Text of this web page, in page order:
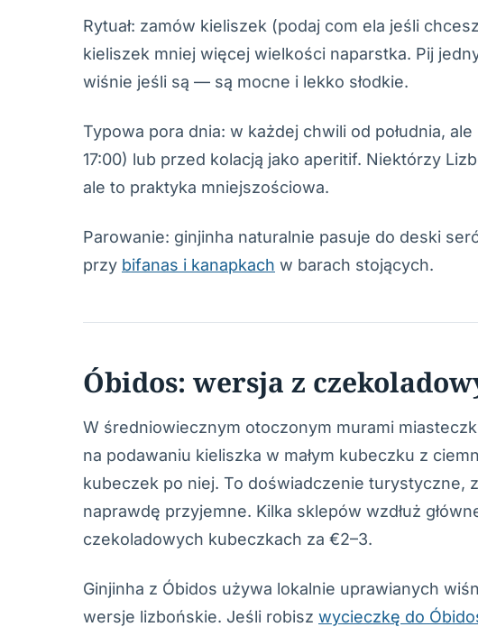
Rytuał: zamów kieliszek (podaj com ela jeśli
kieliszek mniej więcej wielkości naparstka. Pij
wiśnie jeśli są — są mocne i lekko słodkie.
Typowa pora dnia: w każdej chwili od południa,
17:00) lub przed kolacją jako aperitif. Niektórzy
ale to praktyka mniejszościowa.
Parowanie: ginjinha naturalnie pasuje do deski
przy bifanas i kanapkach w barach stojących.
Óbidos: wersja z
W średniowiecznym otoczonym murami
na podawaniu kieliszka w małym kubeczku z
kubeczek po niej. To doświadczenie turystyczne,
naprawdę przyjemne. Kilka sklepów wzdłuż
czekoladowych kubeczkach za €2–3.
Ginjinha z Óbidos używa lokalnie uprawianych
wersje lizbońskie. Jeśli robisz wycieczkę do